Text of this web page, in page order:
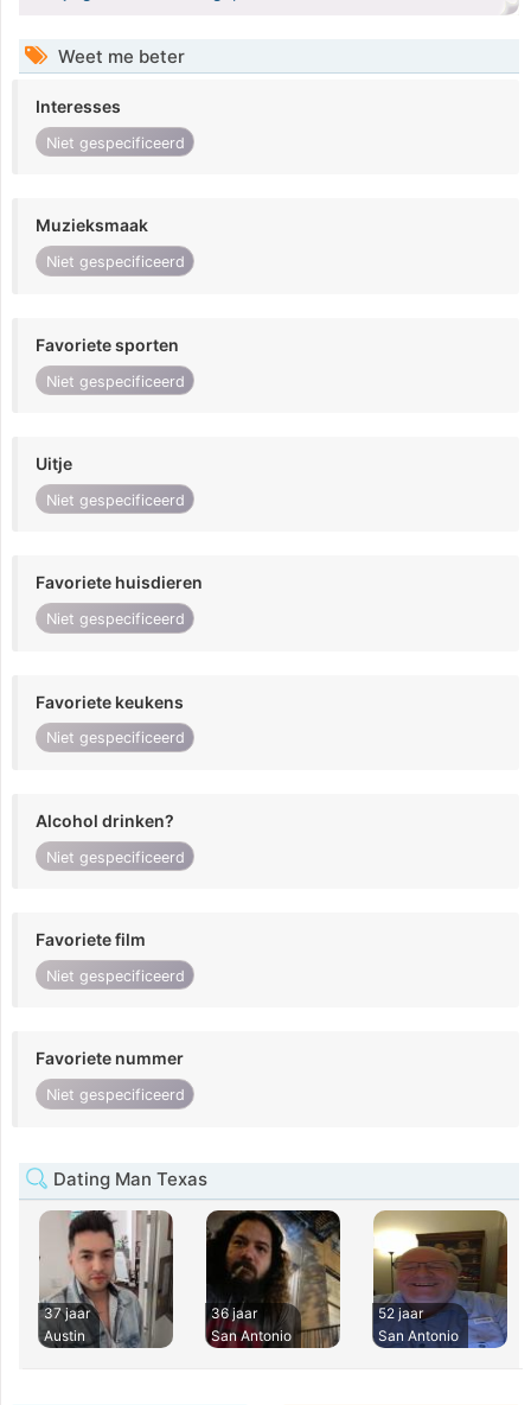
Weet me beter
Interesses
Niet gespecificeerd
Muzieksmaak
Niet gespecificeerd
Favoriete sporten
Niet gespecificeerd
Uitje
Niet gespecificeerd
Favoriete huisdieren
Niet gespecificeerd
Favoriete keukens
Niet gespecificeerd
Alcohol drinken?
Niet gespecificeerd
Favoriete film
Niet gespecificeerd
Favoriete nummer
Niet gespecificeerd
Dating Man Texas
37 jaar
Austin
36 jaar
San Antonio
52 jaar
San Antonio